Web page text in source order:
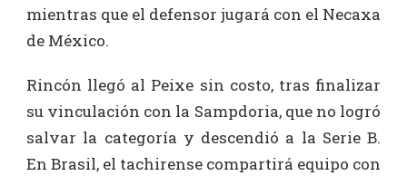
mientras que el defensor jugará con el Necaxa
de México.
Rincón llegó al Peixe sin costo, tras finalizar
su vinculación con la Sampdoria, que no logró
salvar la categoría y descendió a la Serie B.
En Brasil, el tachirense compartirá equipo con